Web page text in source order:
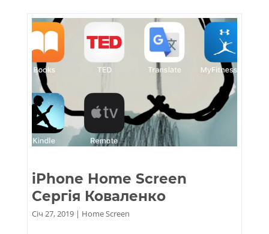
iPhone Home Screen
Сергія Коваленко
Січ 27, 2019| Home Screen